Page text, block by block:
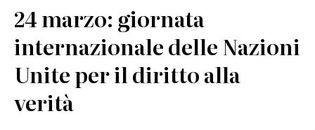
24 marzo: giornata
internazionale delle Nazioni
Unite per il diritto alla
verità